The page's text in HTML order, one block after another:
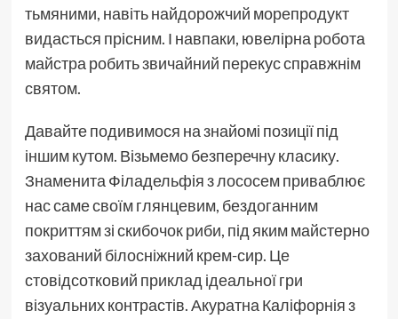
тьмяними, навіть найдорожчий морепродукт
видасться прісним. І навпаки, ювелірна робота
майстра робить звичайний перекус справжнім
святом.
Давайте подивимося на знайомі позиції під
іншим кутом. Візьмемо безперечну класику.
Знаменита Філадельфія з лососем приваблює
нас саме своїм глянцевим, бездоганним
покриттям зі скибочок риби, під яким майстерно
захований білосніжний крем-сир. Це
стовідсотковий приклад ідеальної гри
візуальних контрастів. Акуратна Каліфорнія з